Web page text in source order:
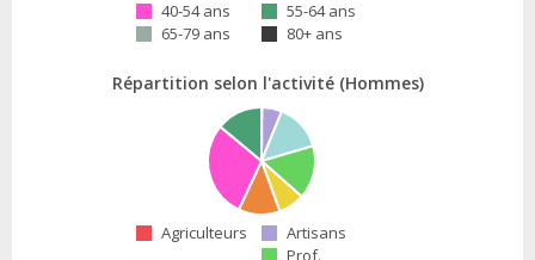
40-54 ans
55-64 ans
65-79 ans
80+ ans
Répartition selon l'activité (Hommes)
Agriculteurs
Artisans
Prof.